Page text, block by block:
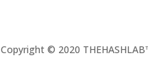
Copyright © 2020